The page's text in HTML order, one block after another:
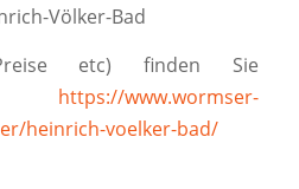
Völker-Bad
etc) finden Sie
https://www.wormser-
heinrich-voelker-bad/